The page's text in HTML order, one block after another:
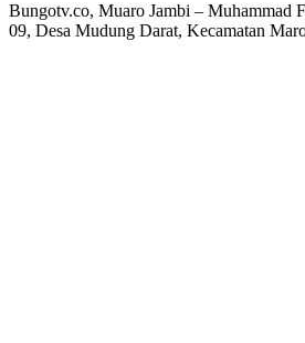
Bungotv.co, Muaro Jambi – Muhammad
09, Desa Mudung Darat, Kecamatan